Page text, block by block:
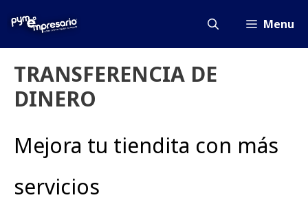
Menu
TRANSFERENCIA DE
DINERO
Mejora tu tiendita con más
servicios